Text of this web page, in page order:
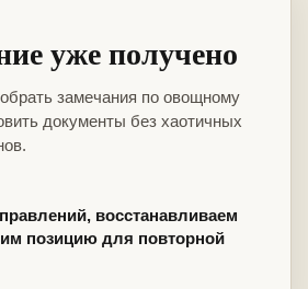
уже получено
замечания по овощному
документы без хаотичных
восстанавливаем
позицию для повторной